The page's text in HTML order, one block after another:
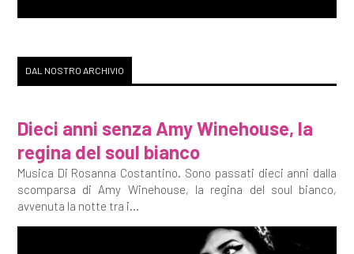
DAL NOSTRO ARCHIVIO
Dieci anni senza Amy Winehouse, la
regina del soul bianco
Musica Di Rosanna Costantino. Sono passati dieci anni dalla
scomparsa di Amy Winehouse, la regina del soul bianco,
avvenuta la notte tra i...